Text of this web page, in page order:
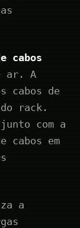
cabos
ar. A
cabos de
rack.
com a
cabos em
a